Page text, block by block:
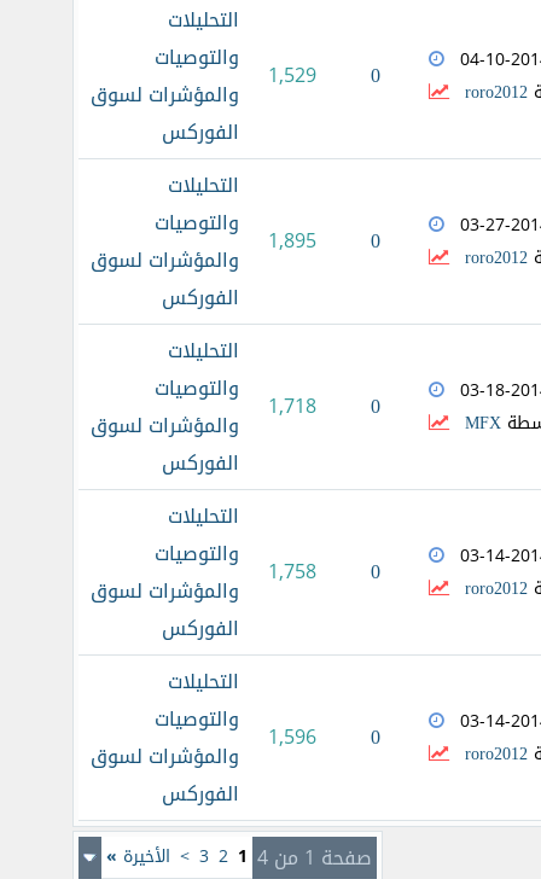
04-10-
roro2012
0
1,529
التحليلات
والتوصيات
والمؤشرات لسوق
الفوركس
03-27-
roro2012
0
1,895
التحليلات
والتوصيات
والمؤشرات لسوق
الفوركس
03-18-
MFX
0
1,718
التحليلات
والتوصيات
والمؤشرات لسوق
الفوركس
03-14-
roro2012
0
1,758
التحليلات
والتوصيات
والمؤشرات لسوق
الفوركس
03-14-
roro2012
0
1,596
التحليلات
والتوصيات
والمؤشرات لسوق
الفوركس
صفحة 1 من 4 1
2
3
> الأخيرة »